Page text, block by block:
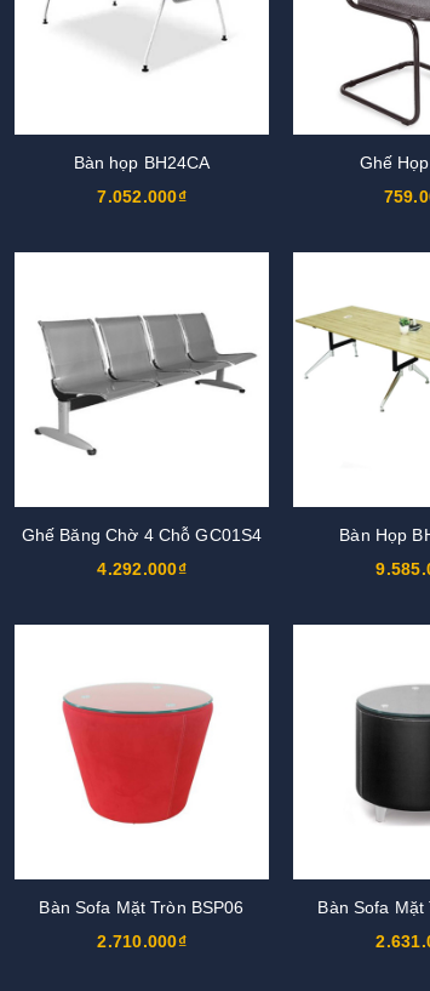
Bàn họp BH24CA
7.052.000₫
Ghế
Ghế Băng Chờ 4 Chỗ GC01S4
4.292.000₫
Bàn Họp
Bàn Sofa Mặt Tròn BSP06
2.710.000₫
Bàn Sofa Mặt